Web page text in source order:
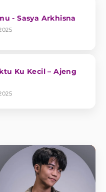
- Sasya Arkhisna
Ku Kecil – Ajeng